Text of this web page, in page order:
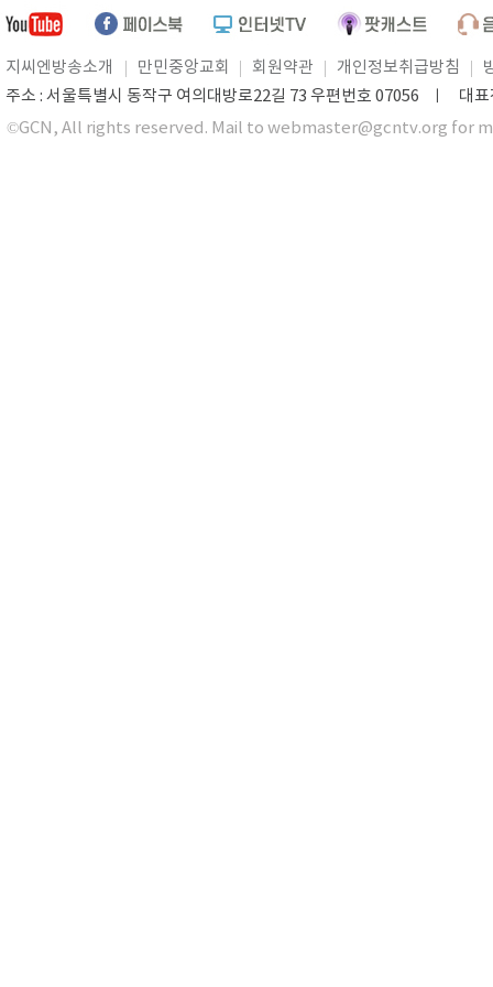
지씨엔방송소개 만민중앙교회 회원약관 개인정보취급방침
주소 : 서울특별시 동작구 여의대방로22길 73 우편번호 07056 ㅣ 대
©GCN, All rights reserved. Mail to webmaster@gcntv.org for